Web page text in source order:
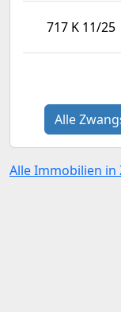
717 K 11/25
Alle
Alle Immobilien